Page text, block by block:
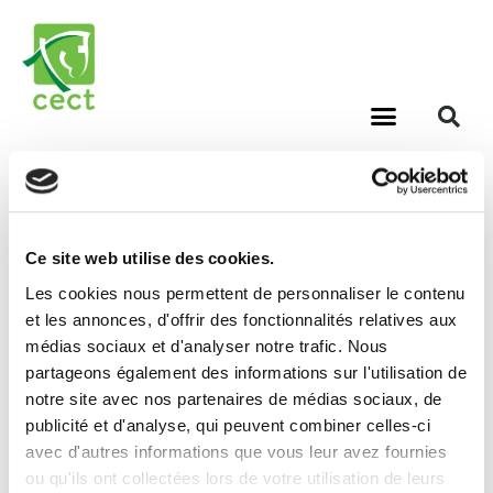
Ce site web utilise des cookies.
Les cookies nous permettent de personnaliser le contenu
et les annonces, d'offrir des fonctionnalités relatives aux
médias sociaux et d'analyser notre trafic. Nous
partageons également des informations sur l'utilisation de
notre site avec nos partenaires de médias sociaux, de
publicité et d'analyse, qui peuvent combiner celles-ci
avec d'autres informations que vous leur avez fournies
ou qu'ils ont collectées lors de votre utilisation de leurs
Cheval de Travail
Étiquette :cheval
environnement
Gladys à l’assaut des
ronciers